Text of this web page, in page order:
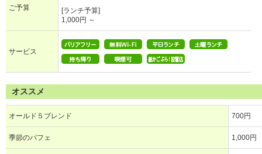
ご予算
[ランチ予算]
1,000円 ～
サービス
オススメ
オールド５ブレンド 700円
季節のパフェ 1,000円